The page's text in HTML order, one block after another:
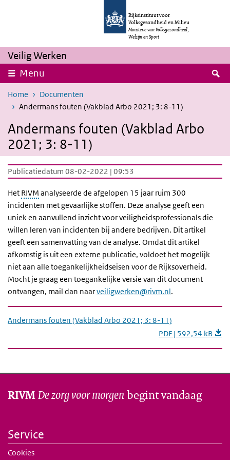
Overslaan en naar de inhoud gaan
Rijksinstituut voor
Volksgezondheid en Milieu
Ministerie van Volksgezondheid,
Welzijn en Sport
Veilig Werken
Menu
Home
Documenten
Andermans fouten (Vakblad Arbo 2021; 3: 8-11)
Andermans fouten (Vakblad Arbo
2021; 3: 8-11)
Publicatiedatum 08-02-2022 | 09:53
Het RIVM analyseerde de afgelopen 15 jaar ruim 300
incidenten met gevaarlijke stoffen. Deze analyse geeft een
uniek en aanvullend inzicht voor veiligheidsprofessionals die
willen leren van incidenten bij andere bedrijven. Dit artikel
geeft een samenvatting van de analyse. Omdat dit artikel
afkomstig is uit een externe publicatie, voldoet het mogelijk
niet aan alle toegankelijkheidseisen voor de Rijksoverheid.
Mocht je graag een toegankelijke versie van dit document
ontvangen, mail dan naarveiligwerken@rivm.nl.
Andermans fouten (Vakblad Arbo 2021; 3: 8-11)
PDF | 592,54 kB
RIVMDe zorg voor morgen begint vandaag
Service
Cookies